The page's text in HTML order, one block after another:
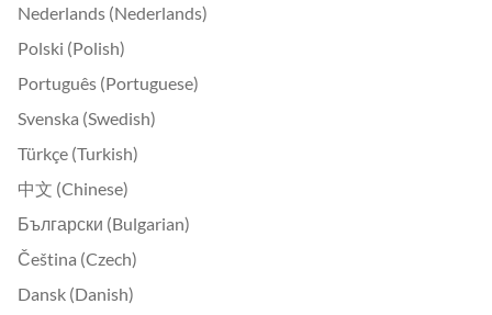
Nederlands (Nederlands)
Polski (Polish)
Português (Portuguese)
Svenska (Swedish)
Türkçe (Turkish)
中文 (Chinese)
Български (Bulgarian)
Čeština (Czech)
Dansk (Danish)